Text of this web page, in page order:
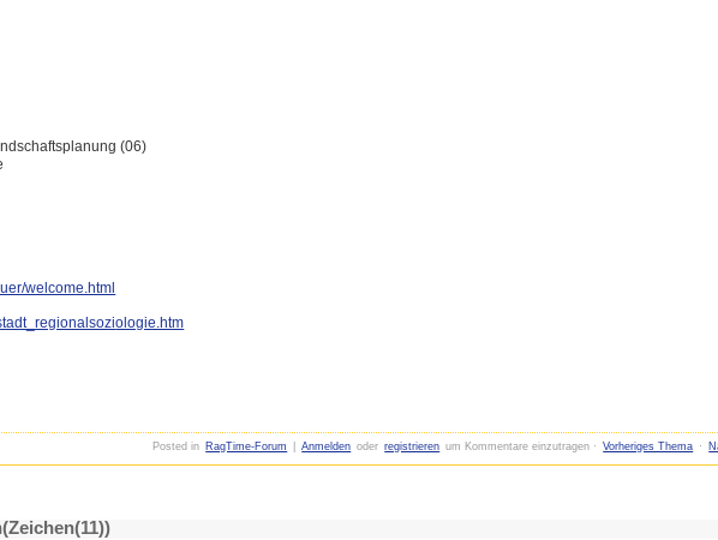
(06)
welcome.html
ologie.htm
Posted in RagTime-Forum Anmelden oder registrieren um Kommentare einzutragen · Vorheriges Thema ·